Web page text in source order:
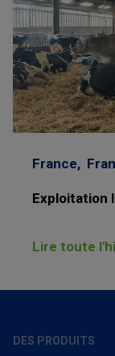
France,
Exploitation
Lire toute
DES PRODUITS